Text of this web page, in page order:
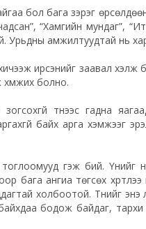
бол бага зэрэг
“Хамгийн мундаг”,
Урьдны амжилтуудтай нь
ирсэнийг заавал хэлж
болно.
түүнээс гадна
байх арга хэмжээг
гэж бий. Үүнийг нь
бага ангиа тѳгсѳх
холбоотой. Түүнийг
бодож байдаг,